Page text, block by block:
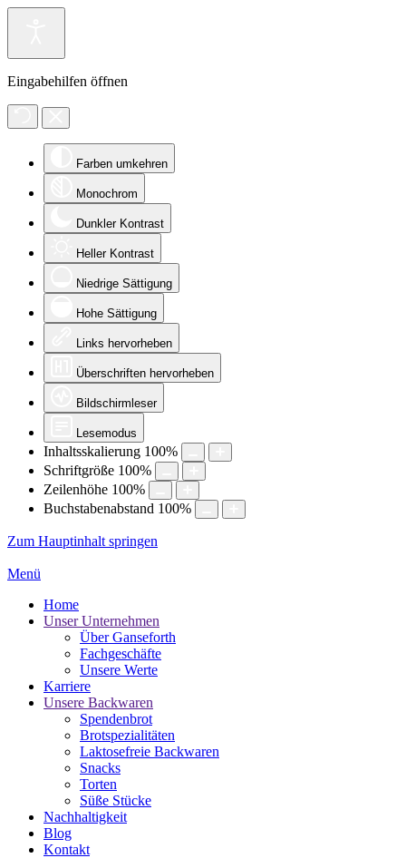
Eingabehilfen öffnen
Farben umkehren
Monochrom
Dunkler Kontrast
Heller Kontrast
Niedrige Sättigung
Hohe Sättigung
Links hervorheben
Überschriften hervorheben
Bildschirmleser
Lesemodus
Inhaltsskalierung 100%
Schriftgröße 100%
Zeilenhöhe 100%
Buchstabenabstand 100%
Zum Hauptinhalt springen
Menü
Home
Unser Unternehmen
Über Ganseforth
Fachgeschäfte
Unsere Werte
Karriere
Unsere Backwaren
Spendenbrot
Brotspezialitäten
Laktosefreie Backwaren
Snacks
Torten
Süße Stücke
Nachhaltigkeit
Blog
Kontakt